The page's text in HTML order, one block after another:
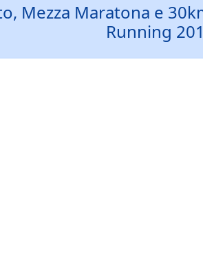
Mezza Maratona e
Running